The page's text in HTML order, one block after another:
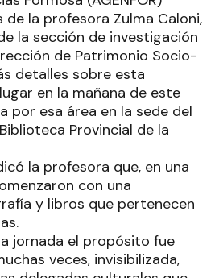
la profesora Zulma Caloni,
la sección de investigación
de Patrimonio Socio-
detalles sobre esta
en la mañana de este
por esa área en la sede del
Provincial de la
la profesora que, en una
con una
y libros que pertenecen
jornada el propósito fue
veces, invisibilizada,